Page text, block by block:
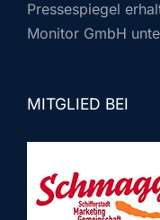
Pressespiegel
Monitor GmbH
MITGLIED BEI